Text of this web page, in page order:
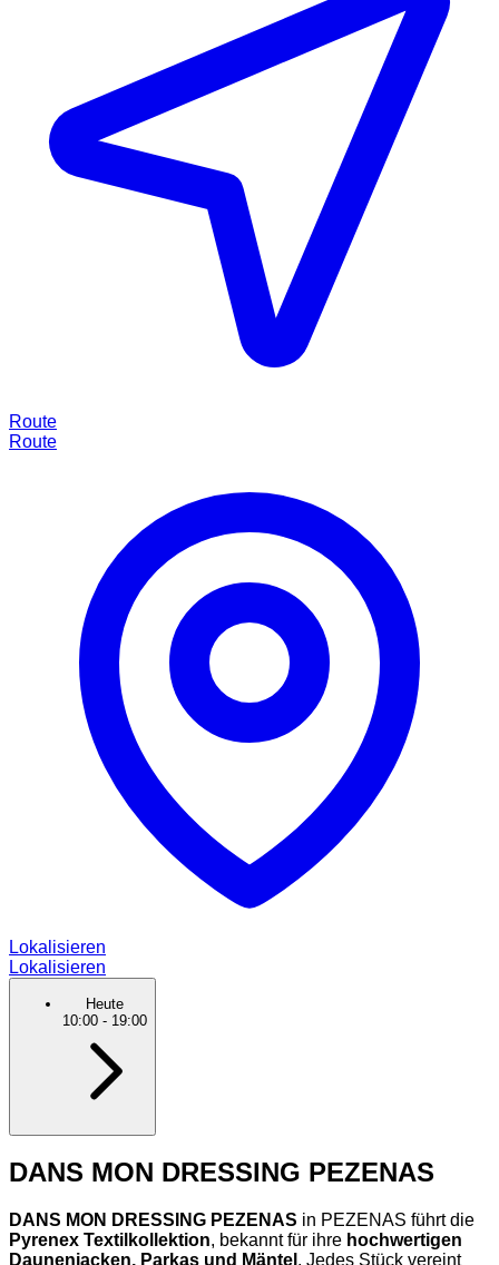
Route
Route
Lokalisieren
Lokalisieren
Heute
10:00 - 19:00
DANS MON DRESSING PEZENAS
DANS MON DRESSING PEZENAS in PEZENAS führt die
Pyrenex Textilkollektion, bekannt für ihre hochwertigen
Daunenjacken, Parkas und Mäntel . Jedes Stück vereint